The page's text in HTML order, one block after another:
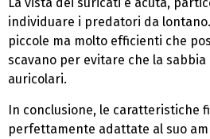
individuare i predatori da
piccole ma molto efficienti che
scavano per evitare che la
auricolari.
In conclusione, le caratteristiche
perfettamente adattate al suo